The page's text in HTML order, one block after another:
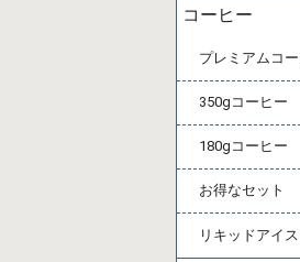
コーヒー
プレミアムコ
350gコーヒー
180gコーヒー
お得なセット
リキッドアイ